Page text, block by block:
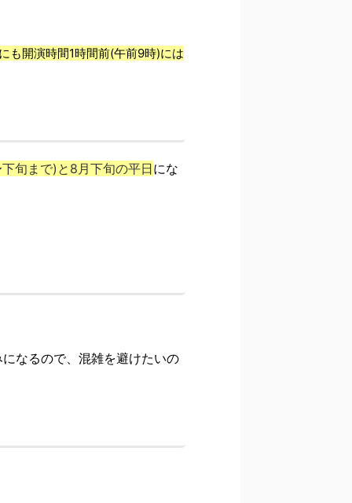
も開演時間1時間前(午前9時)には
旬まで)と8月下旬の平日にな
なるので、混雑を避けたいの